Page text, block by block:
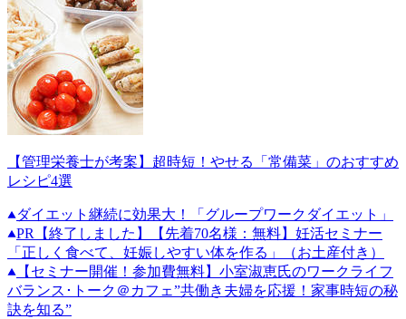
【管理栄養士が考案】超時短！やせる「常備菜」のおすすめ
レシピ4選
ダイエット継続に効果大！「グループワークダイエット」
PR
【終了しました】【先着70名様：無料】妊活セミナー
「正しく食べて、妊娠しやすい体を作る」（お土産付き）
【セミナー開催！参加費無料】小室淑恵氏のワークライフ
バランス･トーク＠カフェ”共働き夫婦を応援！家事時短の秘
訣を知る”